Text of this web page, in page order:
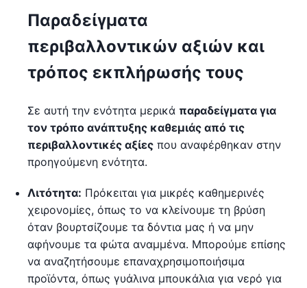
Παραδείγματα
περιβαλλοντικών αξιών και
τρόπος εκπλήρωσής τους
Σε αυτή την ενότητα μερικά παραδείγματα για
τον τρόπο ανάπτυξης καθεμιάς από τις
περιβαλλοντικές αξίες που αναφέρθηκαν στην
προηγούμενη ενότητα.
Λιτότητα: Πρόκειται για μικρές καθημερινές
χειρονομίες, όπως το να κλείνουμε τη βρύση
όταν βουρτσίζουμε τα δόντια μας ή να μην
αφήνουμε τα φώτα αναμμένα. Μπορούμε επίσης
να αναζητήσουμε επαναχρησιμοποιήσιμα
προϊόντα, όπως γυάλινα μπουκάλια για νερό για